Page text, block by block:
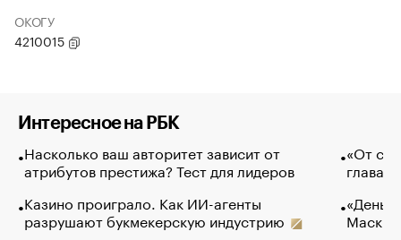
ОКОГУ
4210015
Интересное на РБК
Насколько ваш авторитет зависит от
атрибутов престижа? Тест для лидеров
Казино проиграло. Как ИИ-агенты
разрушают букмекерскую индустрию
«От
глава
Маск в